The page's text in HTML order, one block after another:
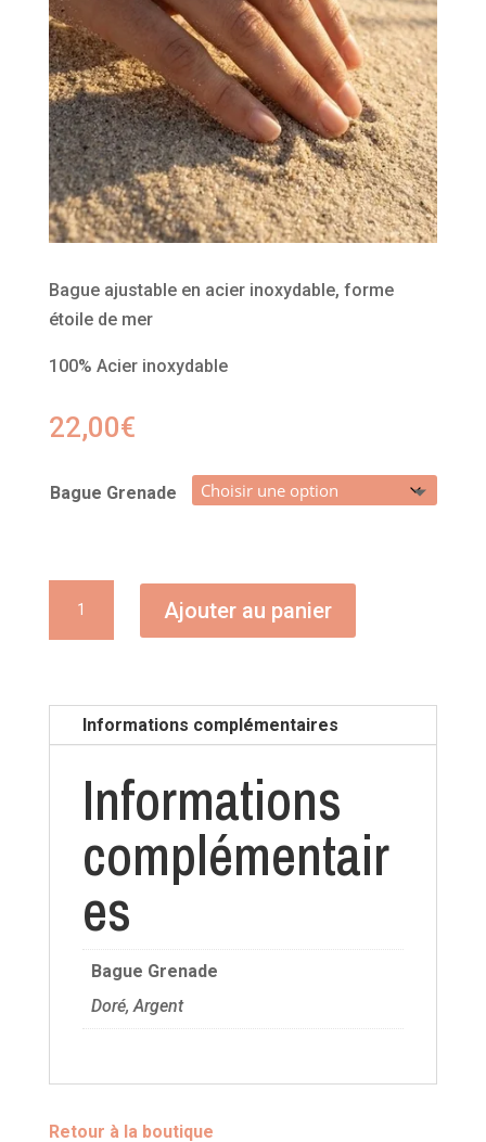
Bague ajustable en acier inoxydable, forme
étoile de mer
100% Acier inoxydable
22,00€
Bague Grenade
Ajouter au panier
Informations complémentaires
Informations
complémentair
es
Bague Grenade
Doré, Argent
Retour à la boutique